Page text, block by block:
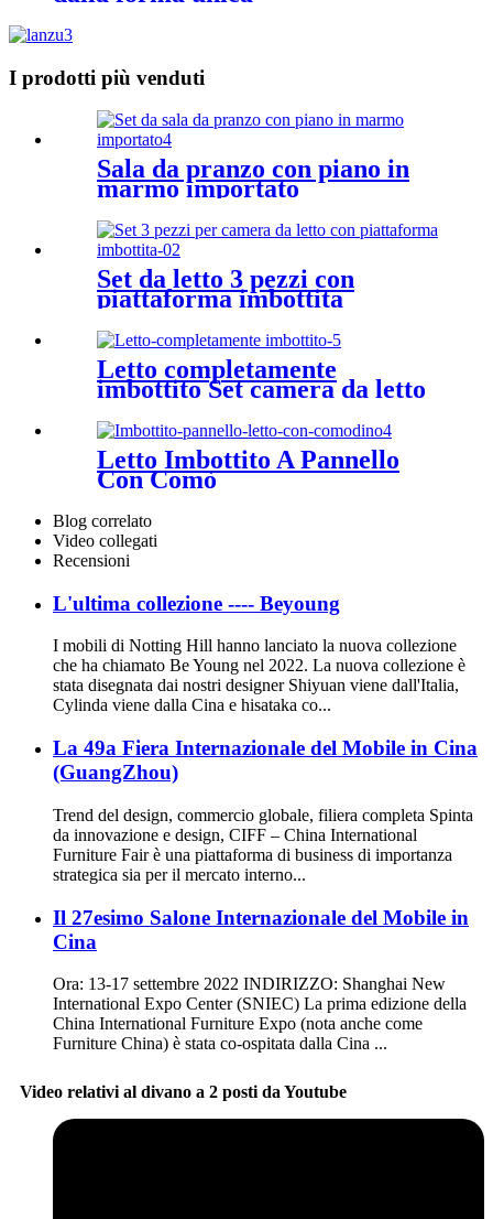
I prodotti più venduti
Sala da pranzo con piano in
marmo importato
Set da letto 3 pezzi con
piattaforma imbottita
Letto completamente
imbottito Set camera da letto
Letto Imbottito A Pannello
Con Comò
Blog correlato
Video collegati
Recensioni
L'ultima collezione ---- Beyoung
I mobili di Notting Hill hanno lanciato la nuova collezione
che ha chiamato Be Young nel 2022. La nuova collezione è
stata disegnata dai nostri designer Shiyuan viene dall'Italia,
Cylinda viene dalla Cina e hisataka co...
La 49a Fiera Internazionale del Mobile in Cina
(GuangZhou)
Trend del design, commercio globale, filiera completa Spinta
da innovazione e design, CIFF – China International
Furniture Fair è una piattaforma di business di importanza
strategica sia per il mercato interno...
Il 27esimo Salone Internazionale del Mobile in
Cina
Ora: 13-17 settembre 2022 INDIRIZZO: Shanghai New
International Expo Center (SNIEC) La prima edizione della
China International Furniture Expo (nota anche come
Furniture China) è stata co-ospitata dalla Cina ...
Video relativi al divano a 2 posti da Youtube